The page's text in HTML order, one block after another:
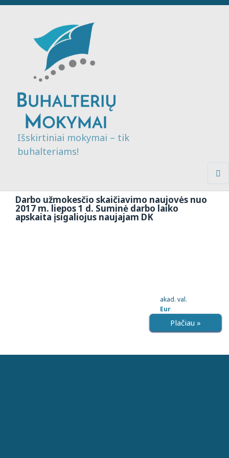
Išskirtiniai mokymai – tik
buhalteriams!
Darbo užmokesčio skaičiavimo naujovės nuo
2017 m. liepos 1 d. Suminė darbo laiko
apskaita įsigaliojus naujajam DK
akad. val.
Eur
Plačiau »